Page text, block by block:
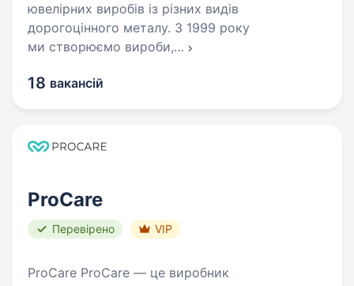
ювелірних виробів із різних видів
дорогоцінного металу. З 1999 року
ми створюємо вироби,…
18 вакансій
ProCare
Перевірено VIP
ProCare ProCare — це виробник